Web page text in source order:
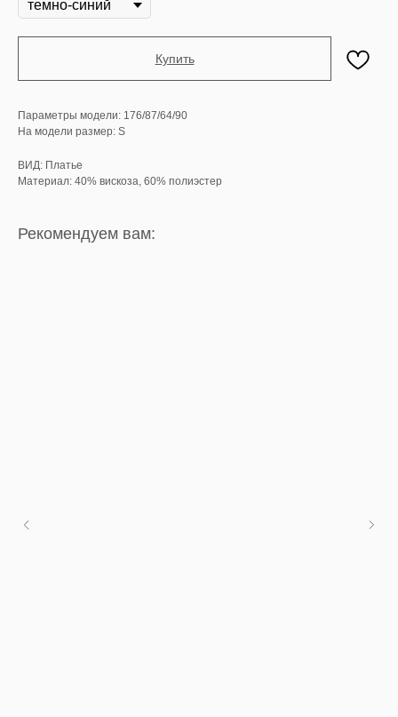
Купить
Параметры модели: 176/87/64/90
На модели размер: S
ВИД: Платье
Материал: 40% вискоза, 60% полиэстер
Рекомендуем вам: